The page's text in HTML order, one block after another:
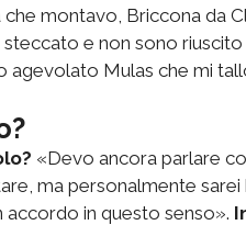
montavo, Briccona da
e non sono
agevolato Mulas che mi
«Devo ancora parlare
ma personalmente
accordo in questo senso».